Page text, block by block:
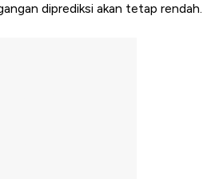
diprediksi akan tetap rendah.